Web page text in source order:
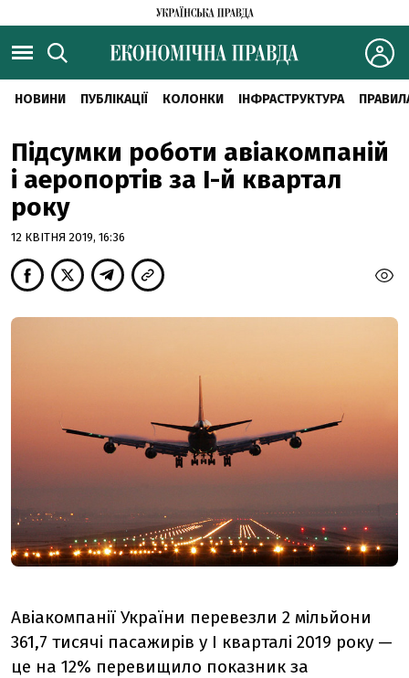
НОВИНИ ПУБЛІКАЦІЇ КОЛОНКИ ІНФРАСТРУКТУРА
Підсумки роботи авіакомпаній
і аеропортів за I-й квартал
року
12 КВІТНЯ 2019, 16:36
Авіакомпанії України перевезли 2 мільйони
361,7 тисячі пасажирів у I кварталі 2019 року —
це на 12% перевищило показник за